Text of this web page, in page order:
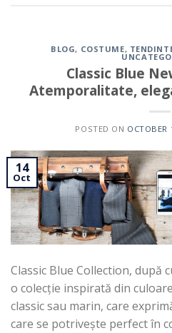
BLOG, COSTUME,
Classic Blue
Atemporalitate,
POSTED ON OCTOBER
14
Oct
Classic Blue Collection, după
o colecție inspirată din
classic sau marin, care
care se potrivește perfect în